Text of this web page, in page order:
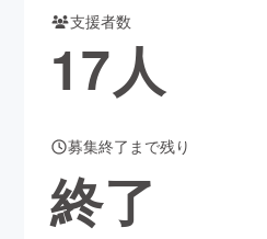
ィー・ヘルスケア
ィ
支援者数
17人
募集終了まで残り
終了